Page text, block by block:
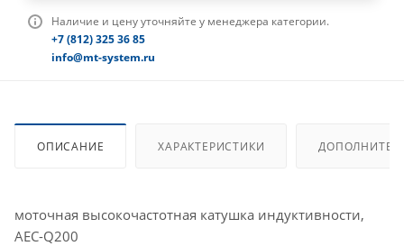
Наличие и цену уточняйте у менеджера категории.
+7 (812) 325 36 85
info@mt-system.ru
ОПИСАНИЕ ХАРАКТЕРИСТИКИ
моточная высокочастотная катушка индуктивности,
AEC-Q200